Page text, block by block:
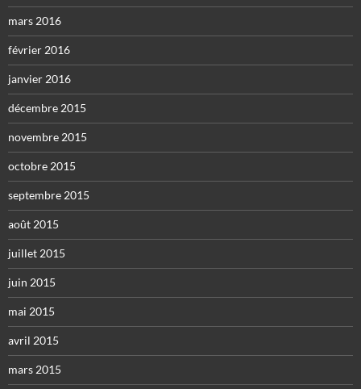
mars 2016
février 2016
janvier 2016
décembre 2015
novembre 2015
octobre 2015
septembre 2015
août 2015
juillet 2015
juin 2015
mai 2015
avril 2015
mars 2015